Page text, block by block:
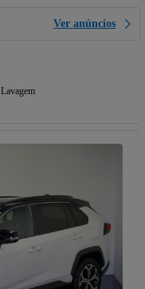
Ver anúncios
Lavagem